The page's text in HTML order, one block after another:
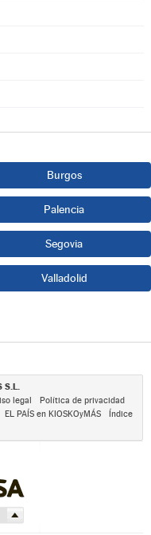
Burgos
Palencia
Segovia
Valladolid
S.L.
legal
Política de privacidad
EL PAÍS en KIOSKOyMÁS
Índice